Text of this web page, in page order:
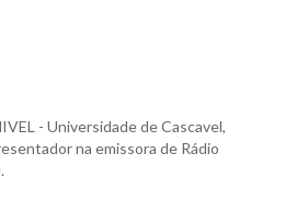
- Universidade de Cascavel,
na emissora de Rádio